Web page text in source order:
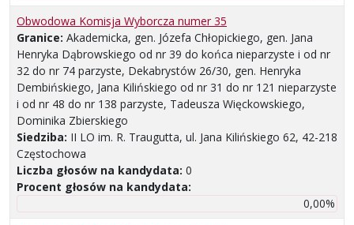
Obwodowa Komisja Wyborcza numer 35
Granice: Akademicka, gen. Józefa Chłopickiego, gen. Jana
Henryka Dąbrowskiego od nr 39 do końca nieparzyste i od nr
32 do nr 74 parzyste, Dekabrystów 26/30, gen. Henryka
Dembińskiego, Jana Kilińskiego od nr 31 do nr 121 nieparzyste
i od nr 48 do nr 138 parzyste, Tadeusza Więckowskiego,
Dominika Zbierskiego
Siedziba: II LO im. R. Traugutta, ul. Jana Kilińskiego 62, 42-218
Częstochowa
Liczba głosów na kandydata: 0
Procent głosów na kandydata:
0,00%